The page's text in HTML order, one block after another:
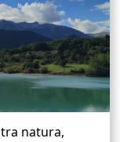
tra natura,